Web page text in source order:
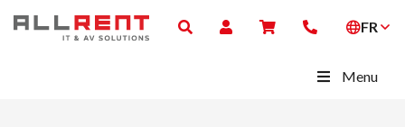
FR
Menu